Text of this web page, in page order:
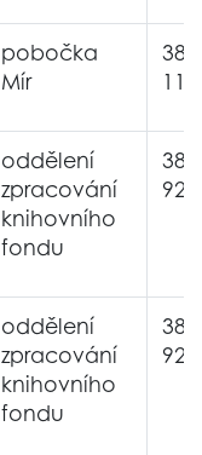
pobočka
Mír
119
oddělení
zpracování
knihovního
fondu
926
oddělení
zpracování
knihovního
fondu
926